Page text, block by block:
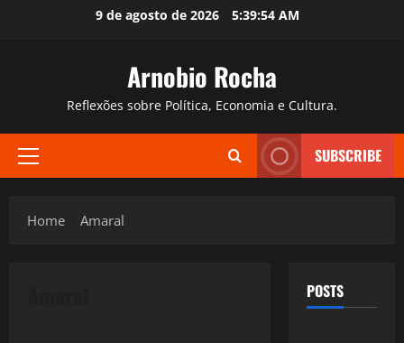
9 de agosto de 2026 5:39:55 AM
Arnobio Rocha
Reflexões sobre Política, Economia e Cultura.
Primary
SUBSCRIBE
Home Amaral
POSTS